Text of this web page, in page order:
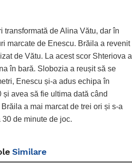
transformată de Alina Vătu, dar în
marcate de Enescu. Brăila a revenit
de Vătu. La acest scor Shteriova a
în bară. Slobozia a reușit să se
Enescu și-a adus echipa în
avea să fie ultima dată când
a mai marcat de trei ori și s-a
de minute de joc.
Similare